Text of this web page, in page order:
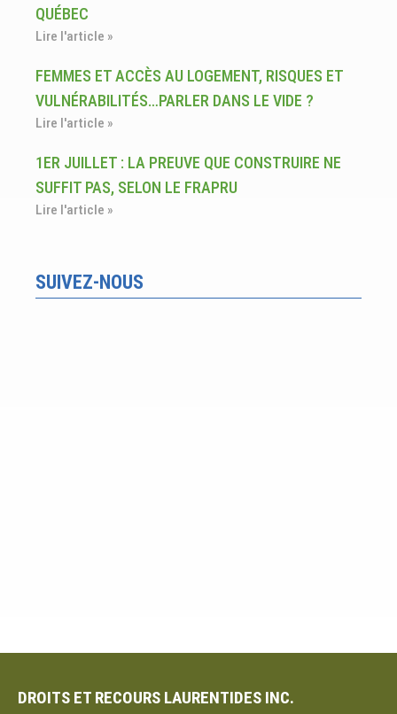
QUÉBEC
Lire l'article »
FEMMES ET ACCÈS AU LOGEMENT, RISQUES ET
VULNÉRABILITÉS…PARLER DANS LE VIDE ?
Lire l'article »
1ER JUILLET : LA PREUVE QUE CONSTRUIRE NE
SUFFIT PAS, SELON LE FRAPRU
Lire l'article »
SUIVEZ-NOUS
DROITS ET RECOURS LAURENTIDES INC.